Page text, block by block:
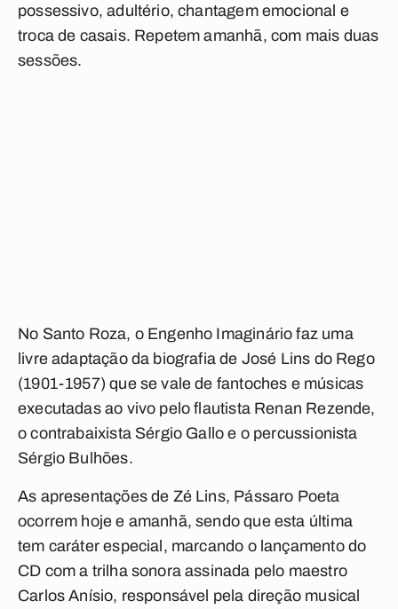
possessivo, adultério, chantagem emocional e
troca de casais. Repetem amanhã, com mais duas
sessões.
No Santo Roza, o Engenho Imaginário faz uma
livre adaptação da biografia de José Lins do Rego
(1901-1957) que se vale de fantoches e músicas
executadas ao vivo pelo flautista Renan Rezende,
o contrabaixista Sérgio Gallo e o percussionista
Sérgio Bulhões.
As apresentações de Zé Lins, Pássaro Poeta
ocorrem hoje e amanhã, sendo que esta última
tem caráter especial, marcando o lançamento do
CD com a trilha sonora assinada pelo maestro
Carlos Anísio, responsável pela direção musical